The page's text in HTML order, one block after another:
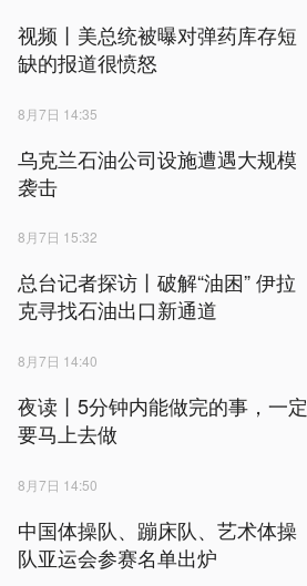
视频丨美总统被曝对弹药库存短
缺的报道很愤怒
8月7日 14:35
乌克兰石油公司设施遭遇大规模
袭击
8月7日 15:32
总台记者探访丨破解“油困” 伊拉
克寻找石油出口新通道
8月7日 14:40
夜读丨5分钟内能做完的事，一定
要马上去做
8月7日 14:50
中国体操队、蹦床队、艺术体操
队亚运会参赛名单出炉